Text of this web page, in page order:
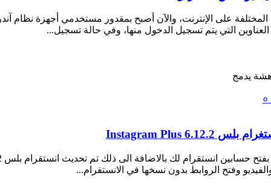
على الإنترنت، والآن أصبح بمقدور مستخدمي أجهزة نظام
يدمج
وفتح الروابط بدون نسخها في الانستقرام...